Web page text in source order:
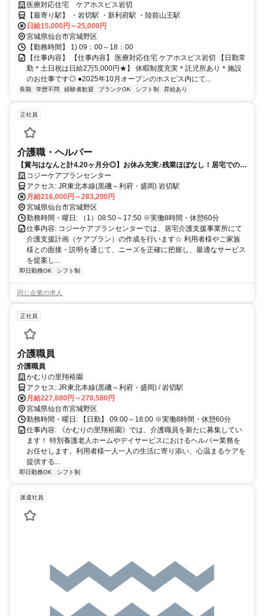
設のお仕事です⭕
医療対応住宅 ケアホスピス岩切
【最寄り駅】 ・岩切駅 ・新利府駅 ・陸前山王駅
日給15,000円～25,000円
宮城県仙台市宮城野区
【勤務時間】 1) 09：00～18：00
【仕事内容】 【仕事内容】 医療対応住宅 ケアホスピス岩切 【日勤常
勤＊土日祝は日給2万5,000円★】 休暇制度充実＊託児所あり＊施設
のお仕事です◎ ●2025年10月オープンのホスピス内にて...
長期 学歴不問 経験者歓迎 ブランクOK シフト制 昇給あり
正社員
介護職・ヘルパー
【賞与はなんと計4.20ヶ月分◎】お休み充実♪残業ほぼなし！居宅での経
験がある方大歓迎
コジーケアプランセンター
アクセス: JR東北本線(黒磯～利府・盛岡) 岩切駅
月給216,000円～283,200円
宮城県仙台市宮城野区
勤務時間・曜日: （1）08:50～17:50 ※実働8時間・休憩60分
仕事内容: コジーケアプランセンターでは、居宅介護支援事業所にて
介護支援計画（ケアプラン）の作成を行います☆ 利用者様やご家族
様との面接・説明を通じて、ニーズを正確に把握し、最適なサービス
を提案し...
即日勤務OK シフト制
同じ企業の求人
正社員
介護職員
介護職員
かむりの里翔裕園
アクセス: JR東北本線(黒磯～利府・盛岡) / 岩切駅
月給227,680円～270,580円
宮城県仙台市宮城野区
勤務時間・曜日: 【日勤】 09:00～18:00 ※実働8時間・休憩60分
仕事内容: 《かむりの里翔裕園》では、介護職員を新たに募集してい
ます！ 特別養護老人ホームやデイサービスにおけるヘルパー業務を
お任せします。利用者様一人一人の生活に寄り添い、心温まるケアを
提供する...
即日勤務OK シフト制
派遣社員